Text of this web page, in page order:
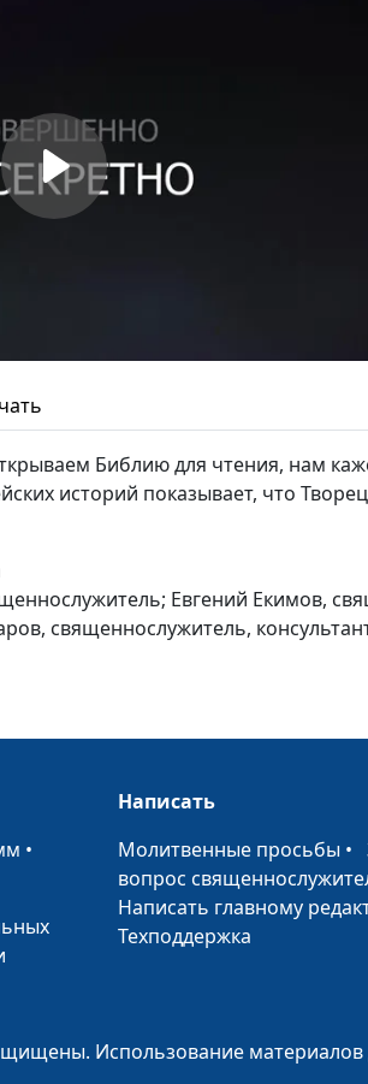
Библию для чтения, нам
историй показывает, что
Евгений Екимов,
священнослужитель,
•
Написать
Молитвенные просьбы •
вопрос
Написать главному
Техподдержка
Использование материалов